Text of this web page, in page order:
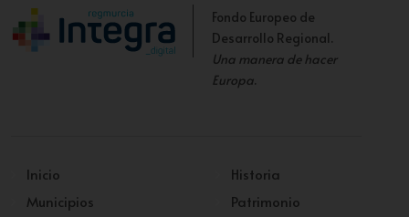
Fondo Europeo de
Desarrollo Regional.
Una manera de hacer
Europa.
Inicio
Municipios
Historia
Patrimonio